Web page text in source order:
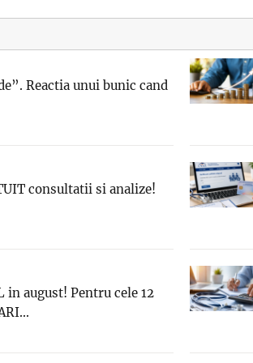
Reactia unui bunic cand
consultatii si analize!
in august! Pentru cele 12